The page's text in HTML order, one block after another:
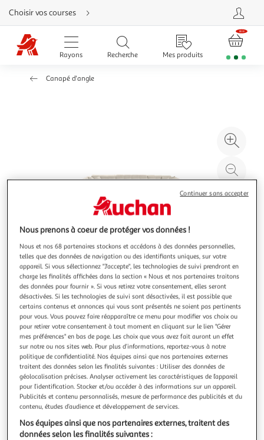
Aller
directement
au
contenu
Aller
directement
Aller
Choisir vos courses
Rayons Recherche Mes produits
Canapé d'angle
à
Illustration
précédente
Illustration
suivante
LISA DESIGN
Ray - canapé panoramique en u 7 places en tissu
texturé
Caractéristiques techniques :Origine : EuropeGarantie : 2
ansType de canapé : Canapé panoramiqueType d'angle
: Panoramique UPosition de l'angle : En UNombre de places
: 7Equipement : Coussins décoratifs inclusMatière de l'assise
: Tissu texturéMatière de la structure : Bois massif et
aggloméréDétail
En savoir +
Vendu par Bestmobilier
Couleur
Beige +7
Nous prenons à coeur de protéger vos données !
Nous et nos 68 partenaires stockons et accédons à des données personnelles,
telles que des données de navigation ou des identifiants uniques, sur votre
appareil. Si vous sélectionnez "J'accepte", les technologies de suivi prendront en
charge les finalités affichées dans la section « Nous et nos partenaires traitons
des données pour fournir ». Si vous retirez votre consentement, elles seront
désactivées. Si les technologies de suivi sont désactivées, il est possible que
certains contenus et annonces qui vous sont présentés ne soient pas pertinents
pour vous. Vous pouvez faire réapparaître ce menu pour modifier vos choix ou
pour retirer votre consentement à tout moment en cliquant sur le lien "Gérer
mes préférences" en bas de page. Les choix que vous avez fait auront un effet
sur notre ou nos sites web. Pour plus d’informations, reportez-vous à notre
politique de confidentialité. Nos équipes ainsi que nos partenaires externes
traitent des données selon les finalités suivantes : Utiliser des données de
géolocalisation précises. Analyser activement les caractéristiques de l’appareil
pour l’identification. Stocker et/ou accéder à des informations sur un appareil.
Publicités et contenu personnalisés, mesure de performance des publicités et du
contenu, études d’audience et développement de services.
Nos équipes ainsi que nos partenaires externes, traitent des
données selon les finalités suivantes :
Continuer sans accepter